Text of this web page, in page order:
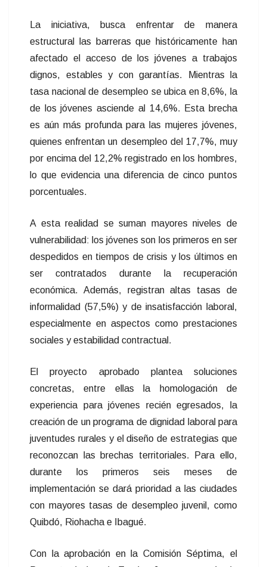
La iniciativa, busca enfrentar de manera
estructural las barreras que históricamente han
afectado el acceso de los jóvenes a trabajos
dignos, estables y con garantías. Mientras la
tasa nacional de desempleo se ubica en 8,6%, la
de los jóvenes asciende al 14,6%. Esta brecha
es aún más profunda para las mujeres jóvenes,
quienes enfrentan un desempleo del 17,7%, muy
por encima del 12,2% registrado en los hombres,
lo que evidencia una diferencia de cinco puntos
porcentuales.
A esta realidad se suman mayores niveles de
vulnerabilidad: los jóvenes son los primeros en ser
despedidos en tiempos de crisis y los últimos en
ser contratados durante la recuperación
económica. Además, registran altas tasas de
informalidad (57,5%) y de insatisfacción laboral,
especialmente en aspectos como prestaciones
sociales y estabilidad contractual.
El proyecto aprobado plantea soluciones
concretas, entre ellas la homologación de
experiencia para jóvenes recién egresados, la
creación de un programa de dignidad laboral para
juventudes rurales y el diseño de estrategias que
reconozcan las brechas territoriales. Para ello,
durante los primeros seis meses de
implementación se dará prioridad a las ciudades
con mayores tasas de desempleo juvenil, como
Quibdó, Riohacha e Ibagué.
Con la aprobación en la Comisión Séptima, el